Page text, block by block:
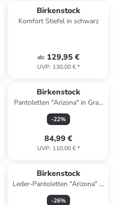
Birkenstock
Komfort Stiefel in schwarz
ab: 129,95 €
UVP: 130,00 €*
Birkenstock
Pantoletten "Arizona" in Grau
- Weite S
-22%
84,99 €
UVP: 110,00 €*
Birkenstock
Leder-Pantoletten "Arizona" in
Braun
-26%